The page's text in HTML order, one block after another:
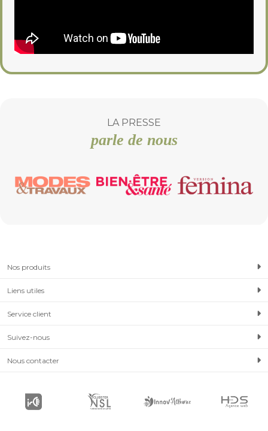
LA PRESSE
parle de nous
Nos produits
Liens utiles
Service client
Suivez-nous
Nous contacter